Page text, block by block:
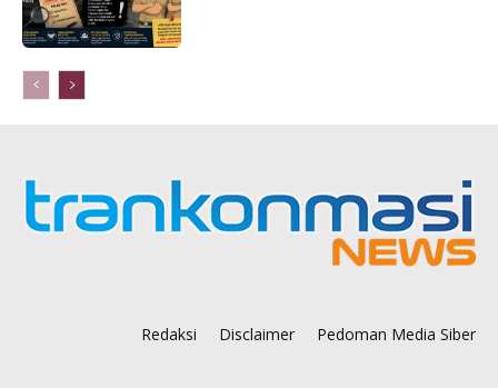
Redaksi Disclaimer Pedoman Media Siber